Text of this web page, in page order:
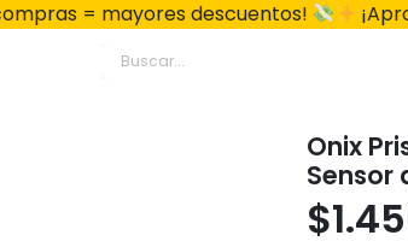
= mayores descuentos!
Onix
Sensor
$